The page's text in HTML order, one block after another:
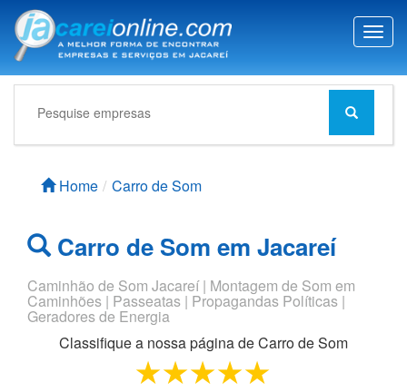
T
o
g
g
n
Home Carro de Som
Carro de Som em Jacareí
Caminhão de Som Jacareí | Montagem de Som em
Caminhões | Passeatas | Propagandas Políticas |
Geradores de Energia
Classifique a nossa página deCarro de Som
4 stars
3 stars
2 stars
1 star